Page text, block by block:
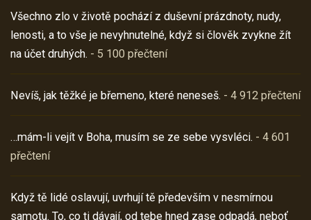
Všechno zlo v životě pochází z duševní prázdnoty, nudy,
lenosti, a to vše je nevyhnutelné, když si člověk zvykne žít
na účet druhých. - 5 100 přečtení
Nevíš, jak těžké je břemeno, které neneseš. - 4 912 přečtení
…mám-li vejít v Boha, musím se ze sebe vysvléci. - 4 601
přečtení
Když tě lidé oslavují, uvrhují tě především v nesmírnou
samotu. To, co ti dávají, od tebe hned zase odpadá, neboť